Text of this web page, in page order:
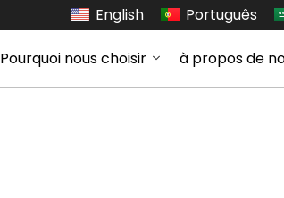
English Português
Pourquoi nous choisir à propos de